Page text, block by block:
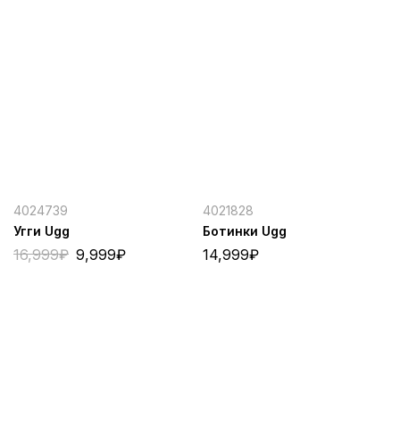
4024739
Угги Ugg
16,999₽ 9,999₽
4021828
Ботинки Ugg
14,999₽